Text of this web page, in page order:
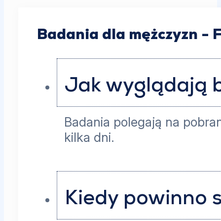
Badania dla mężczyzn -
Jak wyglądają
Badania polegają na
kilka dni.
Kiedy powinno